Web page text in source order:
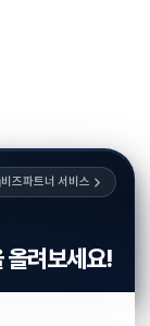
비즈파트너 서비스
올려보세요!